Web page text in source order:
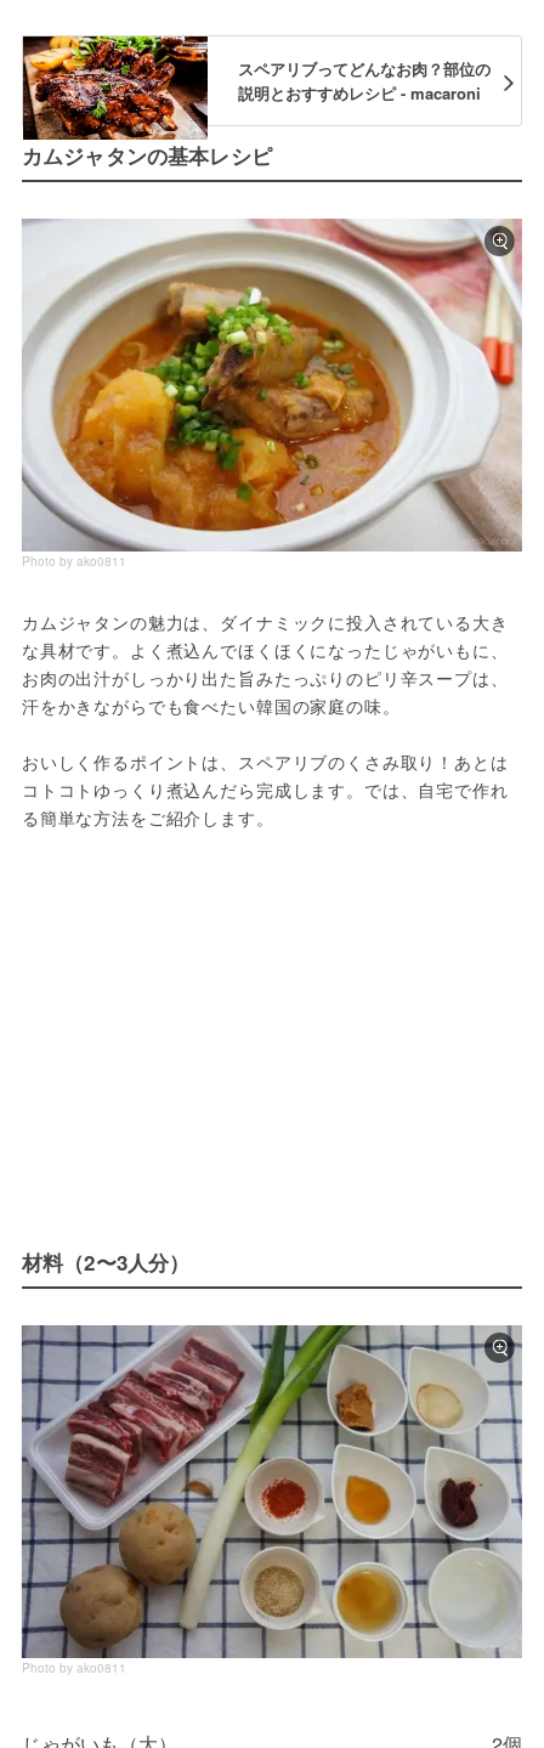
スペアリブってどんなお肉？部位の
説明とおすすめレシピ - macaroni
カムジャタンの基本レシピ
Photo by ako0811
カムジャタンの魅力は、ダイナミックに投入されている大き
な具材です。よく煮込んでほくほくになったじゃがいもに、
お肉の出汁がしっかり出た旨みたっぷりのピリ辛スープは、
汗をかきながらでも食べたい韓国の家庭の味。
おいしく作るポイントは、スペアリブのくさみ取り！あとは
コトコトゆっくり煮込んだら完成します。では、自宅で作れ
る簡単な方法をご紹介します。
材料（2〜3人分）
Photo by ako0811